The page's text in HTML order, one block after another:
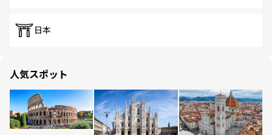
日本
人気スポット